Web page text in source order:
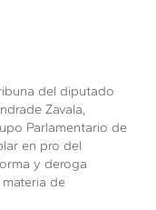
del diputado
Zavala,
Parlamentario de
en pro del
y deroga
materia de